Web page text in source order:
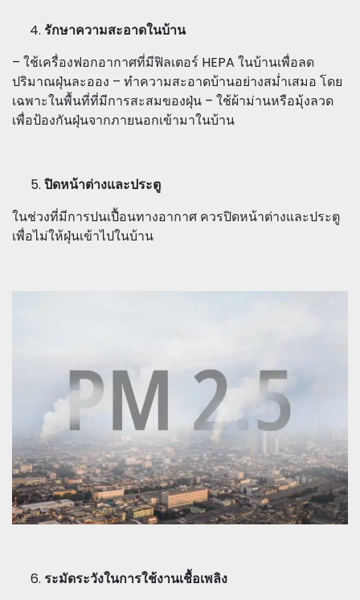
รักษาความสะอาดในบ้าน
– ใช้เครื่องฟอกอากาศที่มีฟิลเตอร์ HEPA ในบ้านเพื่อลด
ปริมาณฝุ่นละออง – ทำความสะอาดบ้านอย่างสม่ำเสมอ โดย
เฉพาะในพื้นที่ที่มีการสะสมของฝุ่น – ใช้ผ้าม่านหรือมุ้งลวด
เพื่อป้องกันฝุ่นจากภายนอกเข้ามาในบ้าน
ปิดหน้าต่างและประตู
ในช่วงที่มีการปนเปื้อนทางอากาศ ควรปิดหน้าต่างและประตู
เพื่อไม่ให้ฝุ่นเข้าไปในบ้าน
ระมัดระวังในการใช้งานเชื้อเพลิง